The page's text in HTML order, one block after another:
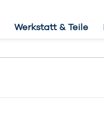
Werkstatt & Teile